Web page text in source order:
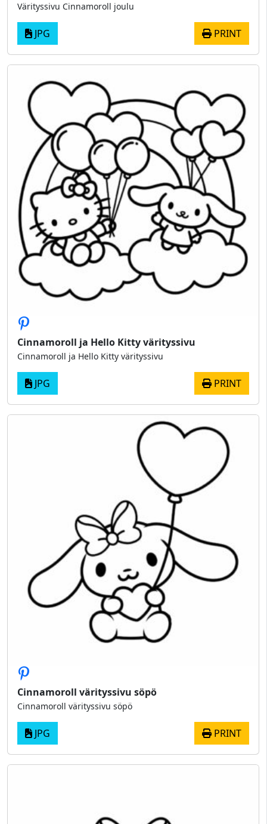
Värityssivu Cinnamoroll joulu
JPG PRINT
Cinnamoroll ja Hello Kitty värityssivu
Cinnamoroll ja Hello Kitty värityssivu
JPG PRINT
Cinnamoroll värityssivu söpö
Cinnamoroll värityssivu söpö
JPG PRINT